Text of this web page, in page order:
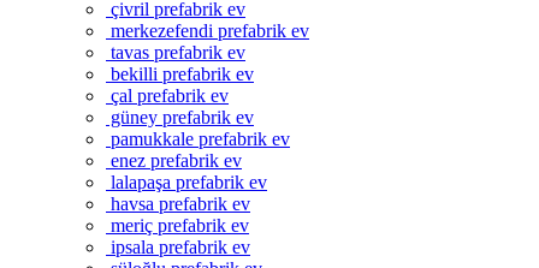
çivril prefabrik ev
merkezefendi prefabrik ev
tavas prefabrik ev
bekilli prefabrik ev
çal prefabrik ev
güney prefabrik ev
pamukkale prefabrik ev
enez prefabrik ev
lalapaşa prefabrik ev
havsa prefabrik ev
meriç prefabrik ev
ipsala prefabrik ev